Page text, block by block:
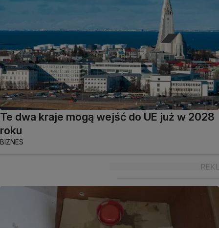
Te dwa kraje mogą wejść do UE już w 2028
roku
BIZNES